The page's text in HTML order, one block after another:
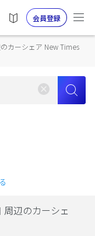
会員登録
カーシェア New Times
辺のカーシェ